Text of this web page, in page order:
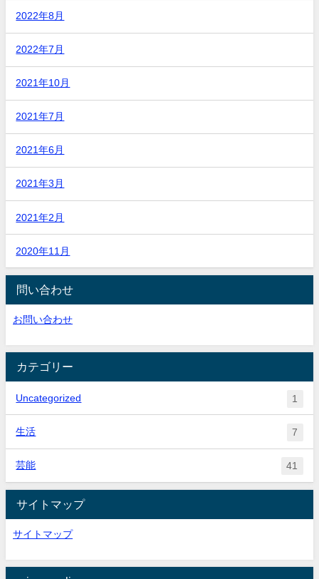
2022年8月
2022年7月
2021年10月
2021年7月
2021年6月
2021年3月
2021年2月
2020年11月
問い合わせ
お問い合わせ
カテゴリー
Uncategorized 1
生活 7
芸能 41
サイトマップ
サイトマップ